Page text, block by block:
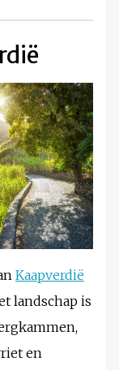
Kaapverdië
landschap is
en